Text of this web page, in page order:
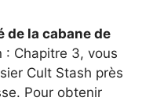
de la cabane de
: Chapitre 3, vous
Cult Stash près
Pour obtenir